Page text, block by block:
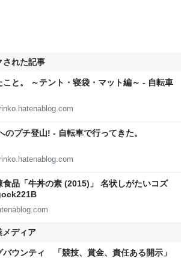
された記事
と。 ～テント・寝袋・マット編～ - 自転車
プチ登山! - 自転車で行ってきた。
食品「牛丼の素 (2015)」 名状しがたいコズ
メディア
バウンティ 「競技、賞金、責任ある開示」